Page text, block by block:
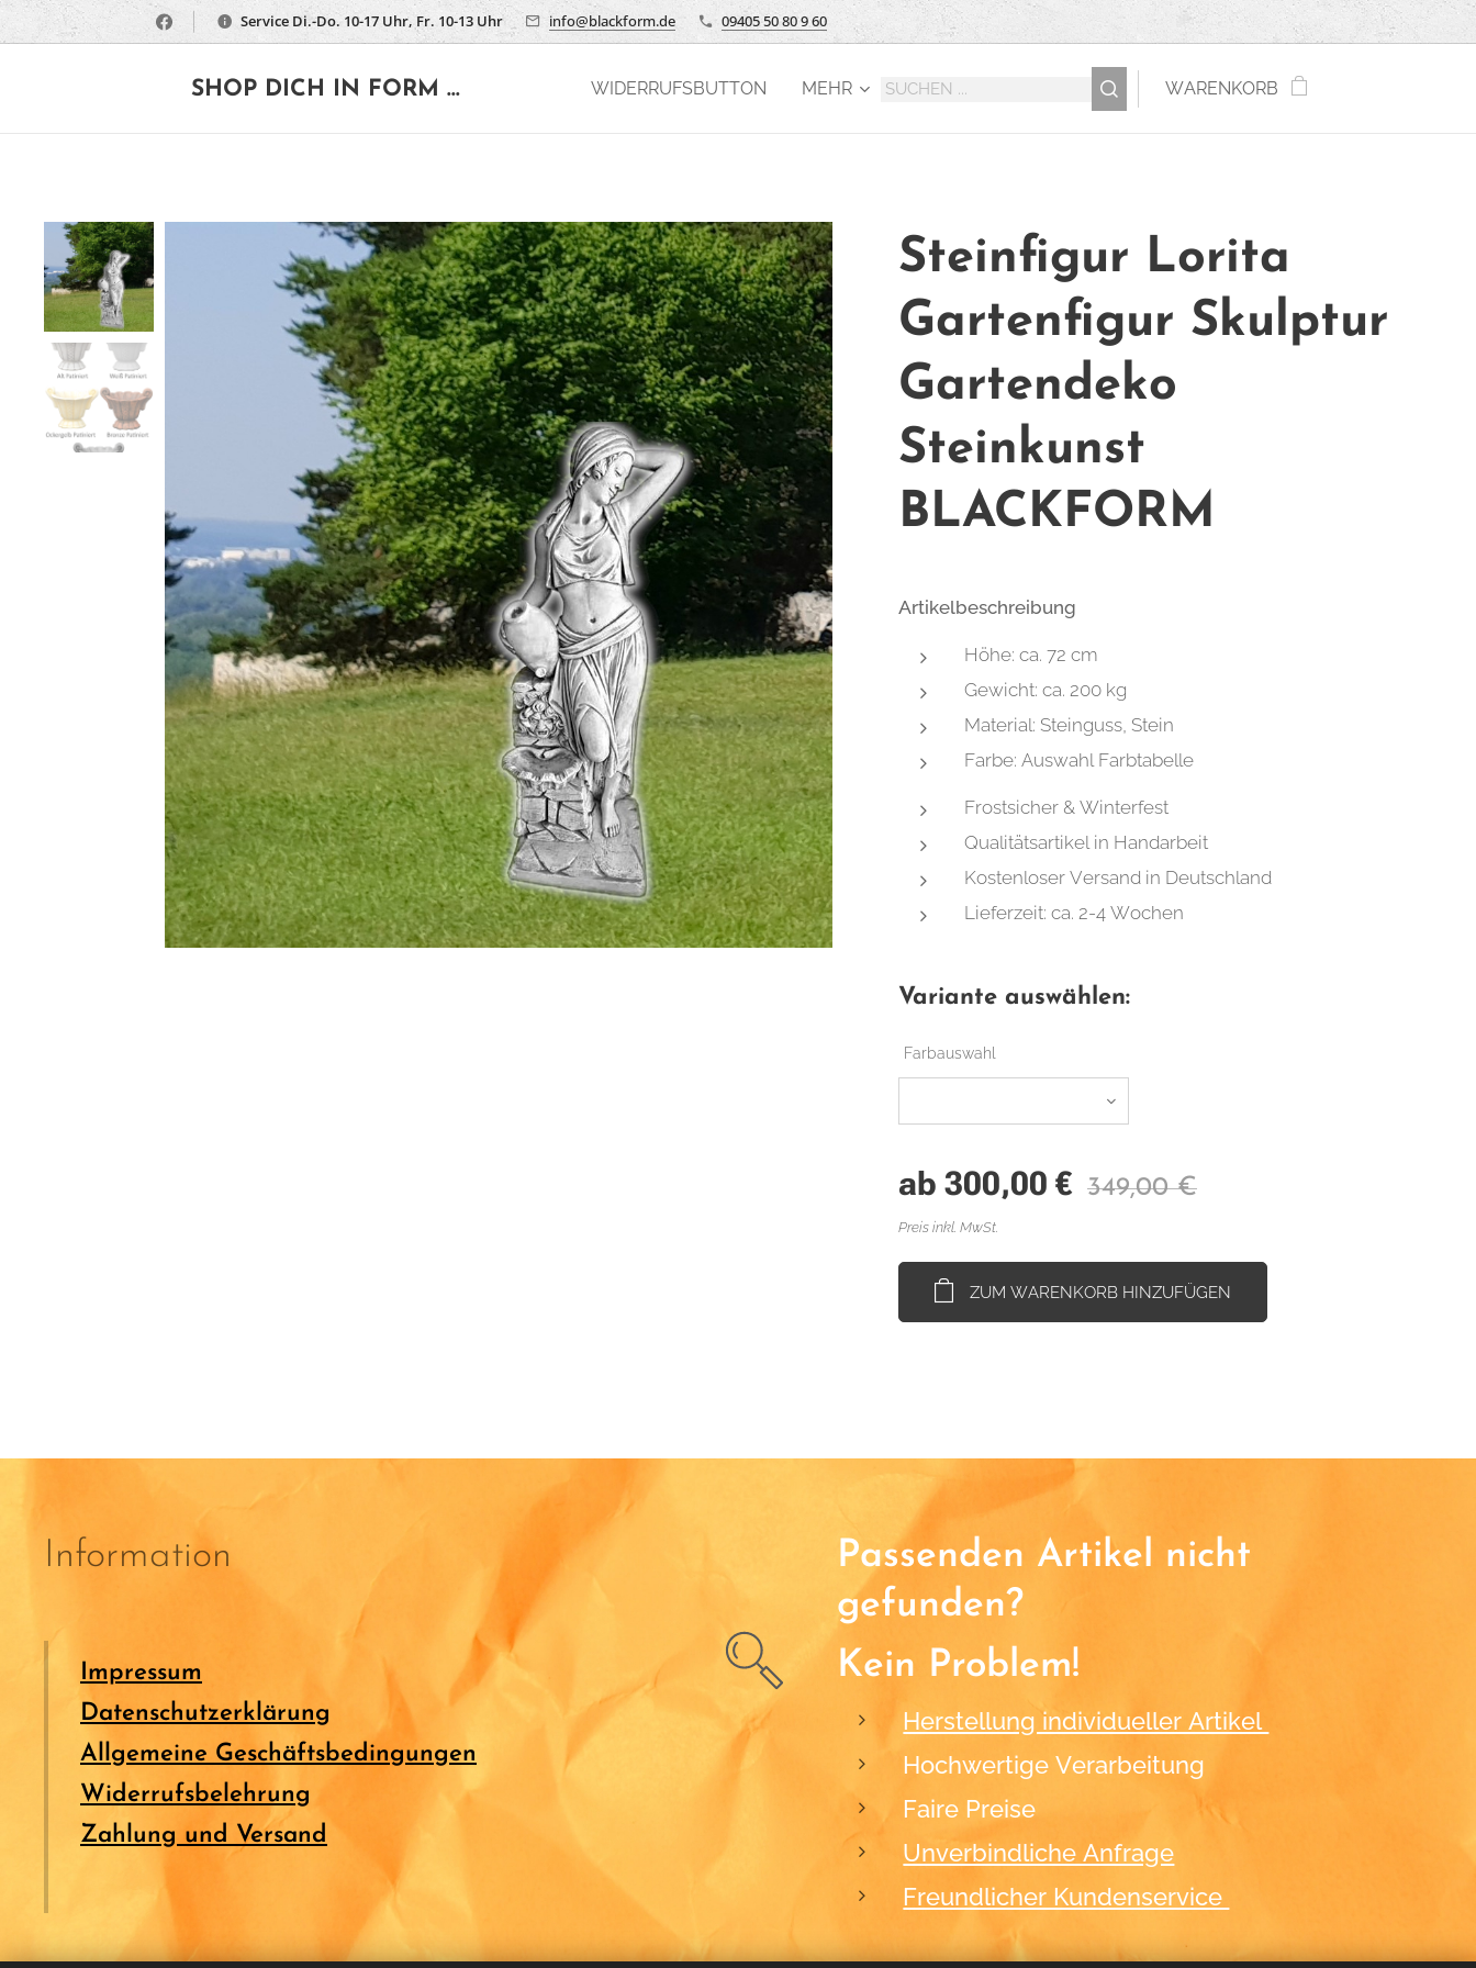
Service Di.-Do. 10-17 Uhr, Fr. 10-13 Uhr info@blackform.de 09405 50 80 9 60
SHOP DICH IN FORM ... WIDERRUFSBUTTON MEHR WARENKORB
Steinfigur Lorita
Gartenfigur Skulptur
Gartendeko
Steinkunst
BLACKFORM
Artikelbeschreibung
Höhe: ca. 72 cm
Gewicht: ca. 200 kg
Material: Steinguss, Stein
Farbe: Auswahl Farbtabelle
Frostsicher & Winterfest
Qualitätsartikel in Handarbeit
Kostenloser Versand in Deutschland
Lieferzeit: ca. 2-4 Wochen
Variante auswählen:
Farbauswahl
ab300,00 € 349,00€
Preis inkl. MwSt.
ZUM WARENKORB HINZUFÜGEN
Information
Impressum
Datenschutzerklärung
Allgemeine Geschäftsbedingungen
Widerrufsbelehrung
Zahlung und Versand
Passenden Artikel nicht
gefunden?
Kein Problem!
Herstellung individueller Artikel
Hochwertige Verarbeitung
Faire Preise
Unverbindliche Anfrage
Freundlicher Kundenservice